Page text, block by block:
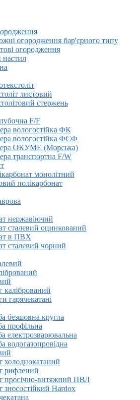
огородження бар'єрного типу
огородження
настил
листовий
стержень
F/F
вологостійка ФК
вологостійка ФСФ
ОКУМЕ (Морська)
транспортна F/W
монолітний
полікарбонат
нержавіючий
сталевий оцинкований
в ПВХ
сталевий чорний
калібрований
гарячекатані
безшовна кругла
профільна
електрозварювальна
водогазопровідна
холоднокатаний
рифлений
просічно-витяжний ПВЛ
зносостійкий Hardox